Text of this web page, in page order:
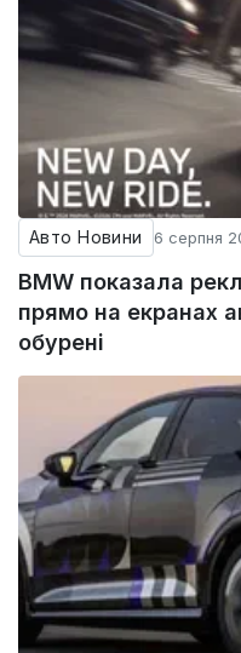
Авто Новини 6 серпня
BMW показала
прямо на екранах
обурені